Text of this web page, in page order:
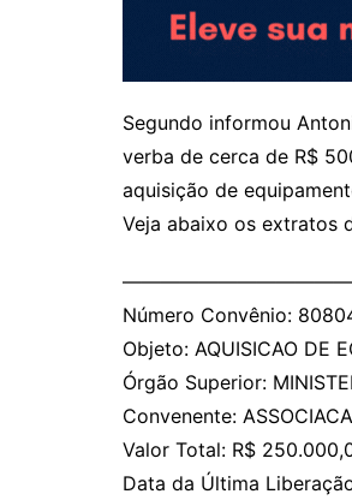
Segundo informou
verba de cerca de R$
aquisição de
Veja abaixo os extratos
Número Convênio:
Objeto: AQUISICAO DE
Órgão Superior:
Convenente:
Valor Total: R$
Data da Última